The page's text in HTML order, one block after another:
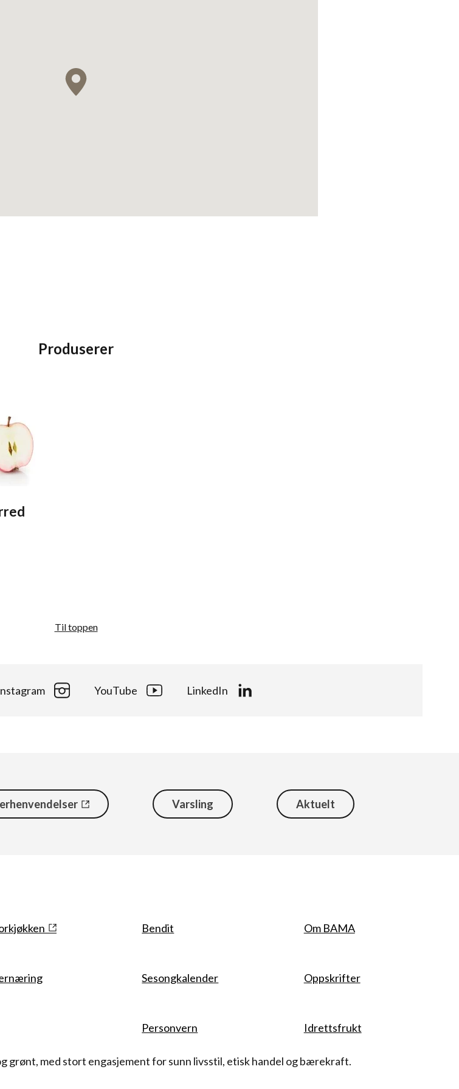
Produserer
Til toppen
YouTube LinkedIn
Varsling Aktuelt
Bendit Om BAMA
Sesongkalender Oppskrifter
Personvern Idrettsfrukt
grønt, med stort engasjement for sunn livsstil, etisk handel og bærekraft.